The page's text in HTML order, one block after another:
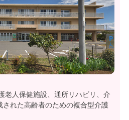
老人保健施設、通所リハビリ、介
れた高齢者のための複合型介護